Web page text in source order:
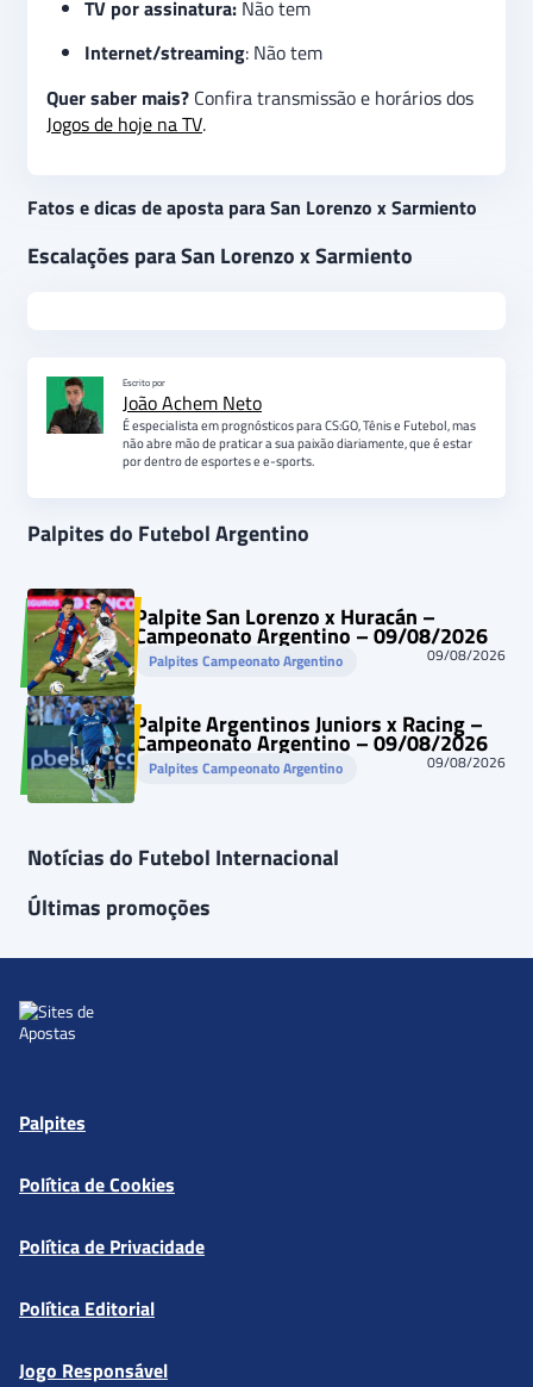
TV por assinatura: Não tem
Internet/streaming: Não tem
Quer saber mais? Confira transmissão e horários dos
Jogos de hoje na TV.
Fatos e dicas de aposta para San Lorenzo x Sarmiento
Escalações para San Lorenzo x Sarmiento
Escrito por
João Achem Neto
É especialista em prognósticos para CS:GO, Tênis e Futebol, mas
não abre mão de praticar a sua paixão diariamente, que é estar
por dentro de esportes e e-sports.
Palpites do Futebol Argentino
Palpite San Lorenzo x Huracán –
Campeonato Argentino – 09/08/2026
Palpites Campeonato Argentino 09/08/2026
Palpite Argentinos Juniors x Racing –
Campeonato Argentino – 09/08/2026
Palpites Campeonato Argentino 09/08/2026
Notícias do Futebol Internacional
Últimas promoções
Palpites
Política de Cookies
Política de Privacidade
Política Editorial
Jogo Responsável